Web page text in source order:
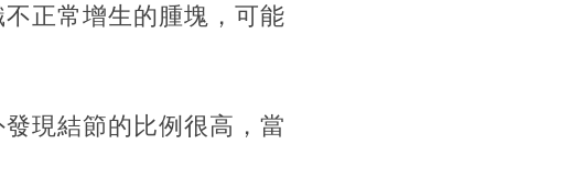
正常增生的腫塊，可能
現結節的比例很高，當